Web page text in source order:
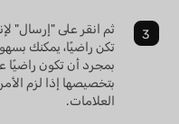
تكن راضيًا، يمكنك
بمجرد أن تكون راضيًا
بتخصيصها إذا لزم
العلامات.